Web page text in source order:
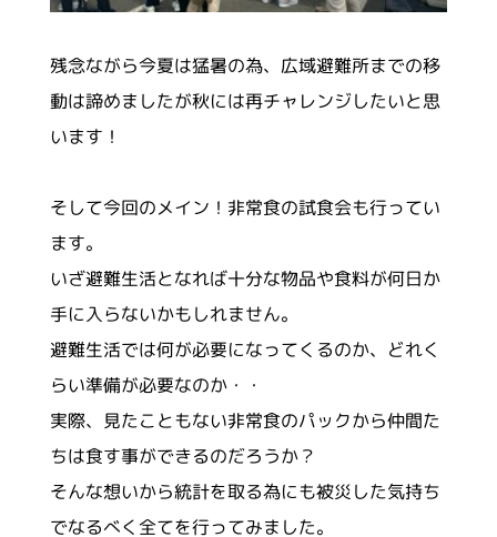
残念ながら今夏は猛暑の為、広域避難所までの移
動は諦めましたが秋には再チャレンジしたいと思
います！
そして今回のメイン！非常食の試食会も行ってい
ます。
いざ避難生活となれば十分な物品や食料が何日か
手に入らないかもしれません。
避難生活では何が必要になってくるのか、どれく
らい準備が必要なのか・・
実際、見たこともない非常食のパックから仲間た
ちは食す事ができるのだろうか？
そんな想いから統計を取る為にも被災した気持ち
でなるべく全てを行ってみました。